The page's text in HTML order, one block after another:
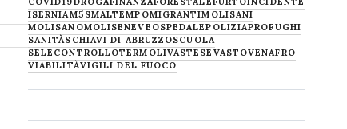
ISERNIAM5SMALTEMPOMIGRANTIMOLISANI
MOLISANOMOLISENEVE OSPEDALEPOLIZIAPROFUGHI
SANITÀSCHIAVI DI ABRUZZOSCUOLA
SELECONTROLLOTERMOLIVASTESE VASTOVENAFRO
VIABILITÀVIGILI DEL FUOCO